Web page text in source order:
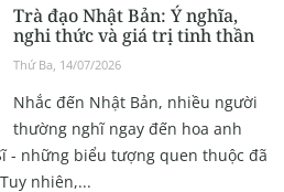
Trà đạo Nhật Bản: Ý nghĩa,
nghi thức và giá trị tinh thần
Thứ Ba, 14/07/2026
Nhắc đến Nhật Bản, nhiều người
thường nghĩ ngay đến hoa anh
- những biểu tượng quen thuộc đã
nhiên,...